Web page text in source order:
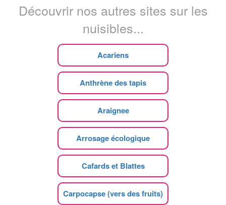
Découvrir nos autres sites sur les
nuisibles...
Acariens
Anthrène des tapis
Araignee
Arrosage écologique
Cafards et Blattes
Carpocapse (vers des fruits)